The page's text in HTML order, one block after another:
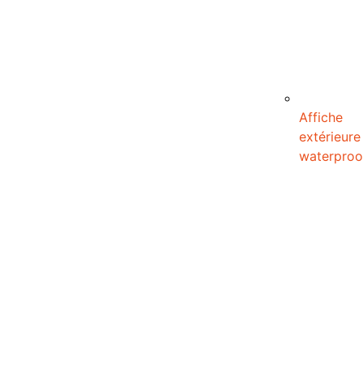
Affiche
extérieure